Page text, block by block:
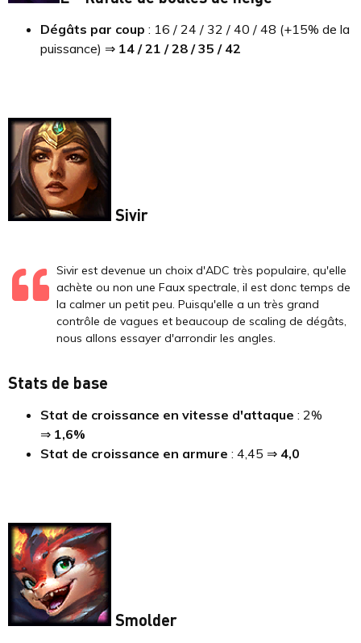
Dégâts par coup : 16 / 24 / 32 / 40 / 48 (+15% de la
puissance) ⇒ 14 / 21 / 28 / 35 / 42
Sivir
Sivir est devenue un choix d'ADC très populaire, qu'elle
achète ou non une Faux spectrale, il est donc temps de
la calmer un petit peu. Puisqu'elle a un très grand
contrôle de vagues et beaucoup de scaling de dégâts,
nous allons essayer d'arrondir les angles.
Stats de base
Stat de croissance en vitesse d'attaque : 2%
⇒ 1,6%
Stat de croissance en armure : 4,45 ⇒ 4,0
Smolder